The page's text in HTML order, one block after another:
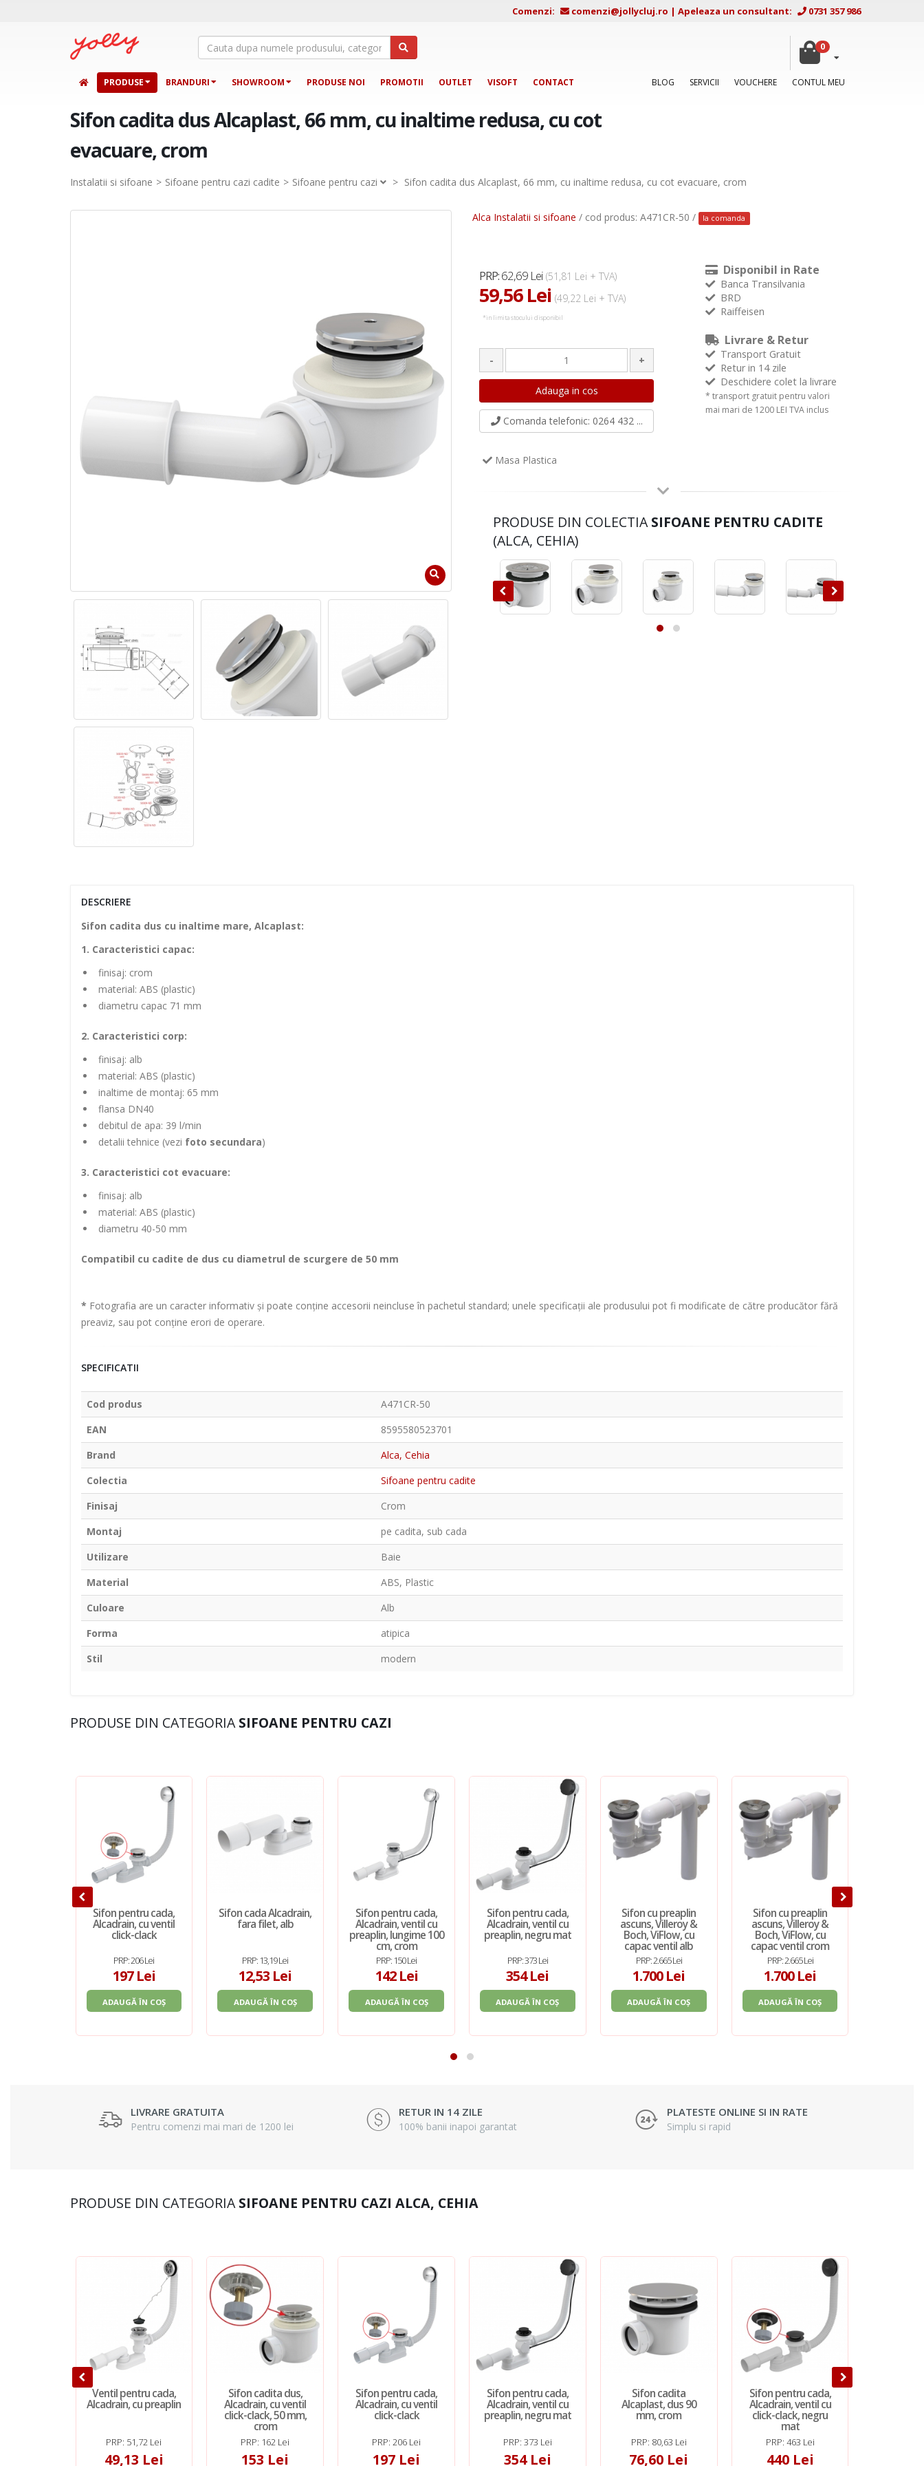
Comenzi: comenzi@jollycluj.ro | Apeleaza un consultant: 0731 357 986
0
PRODUSE BRANDURI SHOWROOM PRODUSE NOI PROMOTII OUTLET VISOFT CONTACT BLOG SERVICII VOUCHERE CONTUL MEU
Sifon cadita dus Alcaplast, 66 mm, cu inaltime redusa, cu cot
evacuare, crom
Instalatii si sifoane Sifoane pentru cazi cadite Sifoane pentru cazi > Sifon cadita dus Alcaplast, 66 mm, cu inaltime redusa, cu cot evacuare, crom
Alca Instalatii si sifoane / cod produs: A471CR-50 / la comanda
PRP:62,69 Lei (51,81 Lei + TVA)
59,56 Lei (49,22 Lei + TVA)
*in limita stocului disponibil
- +
Comanda telefonic: 0264 432 ...
Masa Plastica
Disponibil in Rate
Banca Transilvania
BRD
Raiffeisen
Livrare & Retur
Transport Gratuit
Retur in 14 zile
Deschidere colet la livrare
* transport gratuit pentru valori
mai mari de 1200 LEI TVA inclus
PRODUSE DIN COLECTIASIFOANE PENTRU CADITE
(ALCA, CEHIA)
DESCRIERE
Sifon cadita dus cu inaltime mare, Alcaplast:
1. Caracteristici capac:
finisaj: crom
material: ABS (plastic)
diametru capac 71 mm
2. Caracteristici corp:
finisaj: alb
material: ABS (plastic)
inaltime de montaj: 65 mm
flansa DN40
debitul de apa: 39 l/min
detalii tehnice (vezi foto secundara)
3. Caracteristici cot evacuare:
finisaj: alb
material: ABS (plastic)
diametru 40-50 mm
Compatibil cu cadite de dus cu diametrul de scurgere de 50 mm
* Fotografia are un caracter informativ și poate conține accesorii neincluse în pachetul standard; unele specificații ale produsului pot fi modificate de către producător fără
preaviz, sau pot conține erori de operare.
SPECIFICATII
Cod produs
A471CR-50
EAN
8595580523701
Brand
Alca, Cehia
Colectia
Sifoane pentru cadite
Finisaj
Crom
Montaj
pe cadita, sub cada
Utilizare
Baie
Material
ABS, Plastic
Culoare
Alb
Forma
atipica
Stil
modern
PRODUSE DIN CATEGORIASIFOANE PENTRU CAZI
Sifon pentru cada,
Alcadrain, cu ventil
click-clack
PRP: 206 Lei
197 Lei
ADAUGĂ ÎN COȘ
Sifon cada Alcadrain,
fara filet, alb
PRP: 13,19 Lei
12,53 Lei
ADAUGĂ ÎN COȘ
Sifon pentru cada,
Alcadrain, ventil cu
preaplin, lungime 100
cm, crom
PRP: 150 Lei
142 Lei
ADAUGĂ ÎN COȘ
Sifon pentru cada,
Alcadrain, ventil cu
preaplin, negru mat
PRP: 373 Lei
354 Lei
ADAUGĂ ÎN COȘ
Sifon cu preaplin
ascuns, Villeroy &
Boch, ViFlow, cu
capac ventil alb
PRP: 2.665 Lei
1.700 Lei
ADAUGĂ ÎN COȘ
Sifon cu preaplin
ascuns, Villeroy &
Boch, ViFlow, cu
capac ventil crom
PRP: 2.665 Lei
1.700 Lei
ADAUGĂ ÎN COȘ
LIVRARE GRATUITA
Pentru comenzi mai mari de 1200 lei
RETUR IN 14 ZILE
100% banii inapoi garantat
PLATESTE ONLINE SI IN RATE
Simplu si rapid
PRODUSE DIN CATEGORIASIFOANE PENTRU CAZI ALCA, CEHIA
Ventil pentru cada,
Alcadrain, cu preaplin
PRP: 51,72 Lei
49,13 Lei
Sifon cadita dus,
Alcadrain, cu ventil
click-clack, 50 mm,
crom
PRP: 162 Lei
153 Lei
Sifon pentru cada,
Alcadrain, cu ventil
click-clack
PRP: 206 Lei
197 Lei
Sifon pentru cada,
Alcadrain, ventil cu
preaplin, negru mat
PRP: 373 Lei
354 Lei
Sifon cadita
Alcaplast, dus 90
mm, crom
PRP: 80,63 Lei
76,60 Lei
Sifon pentru cada,
Alcadrain, ventil cu
click-clack, negru
mat
PRP: 463 Lei
440 Lei